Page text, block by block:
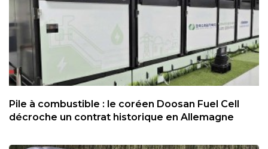
Pile à combustible : le coréen Doosan Fuel Cell
décroche un contrat historique en Allemagne